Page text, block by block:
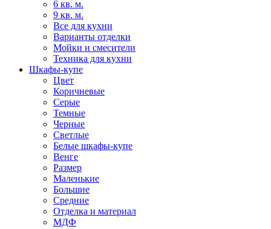
6 кв. м.
9 кв. м.
Все для кухни
Варианты отделки
Мойки и смесители
Техника для кухни
Шкафы-купе
Цвет
Коричневые
Серые
Темные
Черные
Светлые
Белые шкафы-купе
Венге
Размер
Маленькие
Большие
Средние
Отделка и материал
МДФ